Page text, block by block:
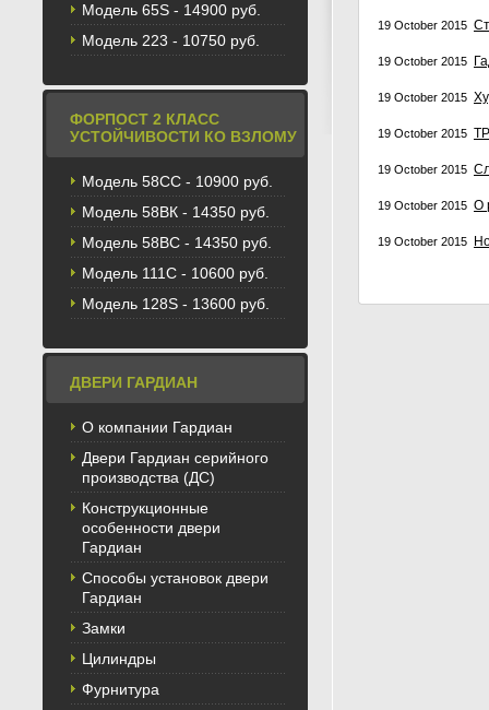
Модель 65S - 14900 руб.
Модель 223 - 10750 руб.
ФОРПОСТ 2 КЛАСС
УСТОЙЧИВОСТИ КО ВЗЛОМУ
Модель 58CС - 10900 руб.
Модель 58BК - 14350 руб.
Модель 58ВС - 14350 руб.
Модель 111С - 10600 руб.
Модель 128S - 13600 руб.
ДВЕРИ ГАРДИАН
О компании Гардиан
Двери Гардиан серийного
производства (ДС)
Конструкционные
особенности двери
Гардиан
Способы установок двери
Гардиан
Замки
Цилиндры
Фурнитура
19 October 2015
19 October 2015
19 October 2015
19 October 2015
19 October 2015
19 October 2015 О
19 October 2015